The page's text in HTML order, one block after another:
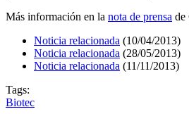
Más información en la nota de prensa de
Noticia relacionada (10/04/2013)
Noticia relacionada (28/05/2013)
Noticia relacionada (11/11/2013)
Tags:
Biotec